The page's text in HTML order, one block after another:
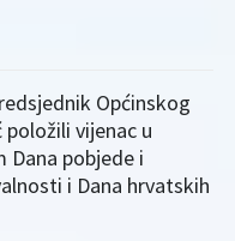
Općinskog
vijenac u
Dana pobjede i
i Dana hrvatskih